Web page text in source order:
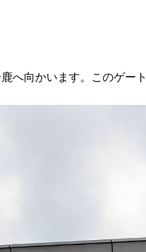
へ向かいます。このゲー